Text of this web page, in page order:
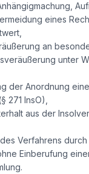
eines
an
unter
der Anordnung
271 InsO),
aus der
Verfahrens
Einberufung